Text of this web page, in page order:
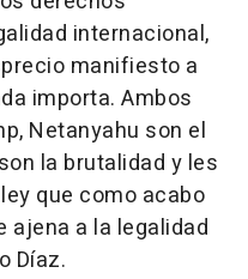
internacional,
manifiesto a
importa. Ambos
Netanyahu son el
la brutalidad y les
que como acabo
ajena a la legalidad
Díaz.